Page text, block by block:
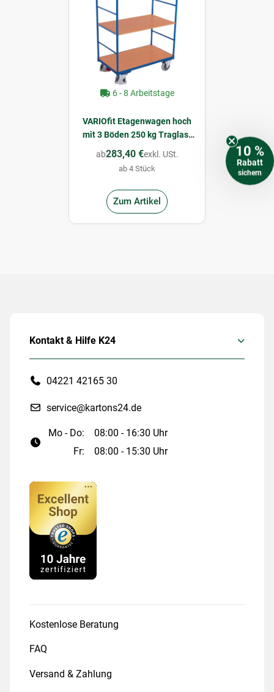
6 - 8 Arbeitstage
VARIOfit Etagenwagen hoch
mit 3 Böden 250 kg Traglast
Typ S + EasySTOP
ab283,40 €exkl. USt.
ab 4 Stück
Zum Artikel
Kontakt & Hilfe K24
04221 42165 30
service@kartons24.de
Mo - Do:
08:00 - 16:30 Uhr
Fr:
08:00 - 15:30 Uhr
Kostenlose Beratung
FAQ
Versand & Zahlung
10 %
Rabatt
sichern